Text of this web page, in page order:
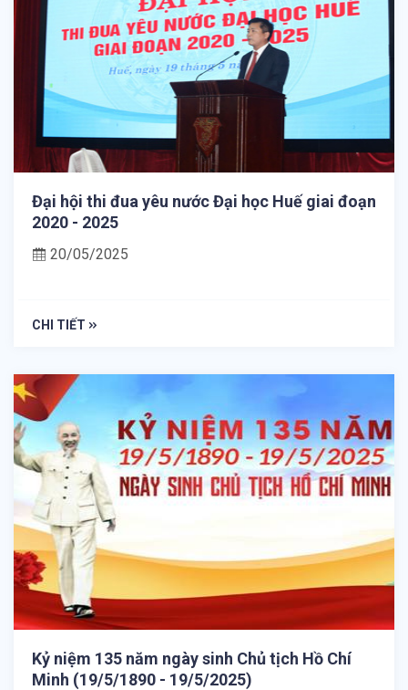
Đại hội thi đua yêu nước Đại học Huế giai đoạn
2020 - 2025
20/05/2025
CHI TIẾT
Kỷ niệm 135 năm ngày sinh Chủ tịch Hồ Chí
Minh (19/5/1890 - 19/5/2025)